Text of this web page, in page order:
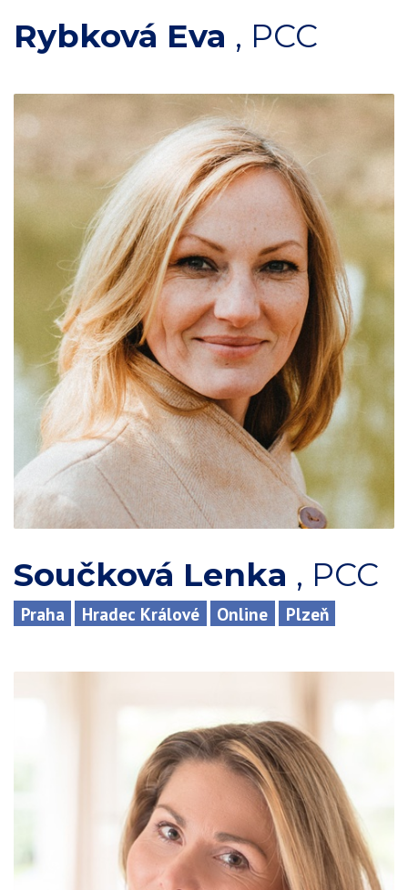
Rybková Eva , PCC
Součková Lenka , PCC
Praha Hradec Králové Online Plzeň